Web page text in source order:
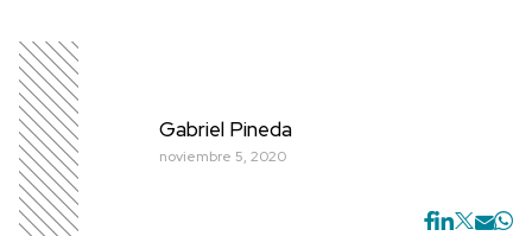
Gabriel Pineda
noviembre 5, 2020